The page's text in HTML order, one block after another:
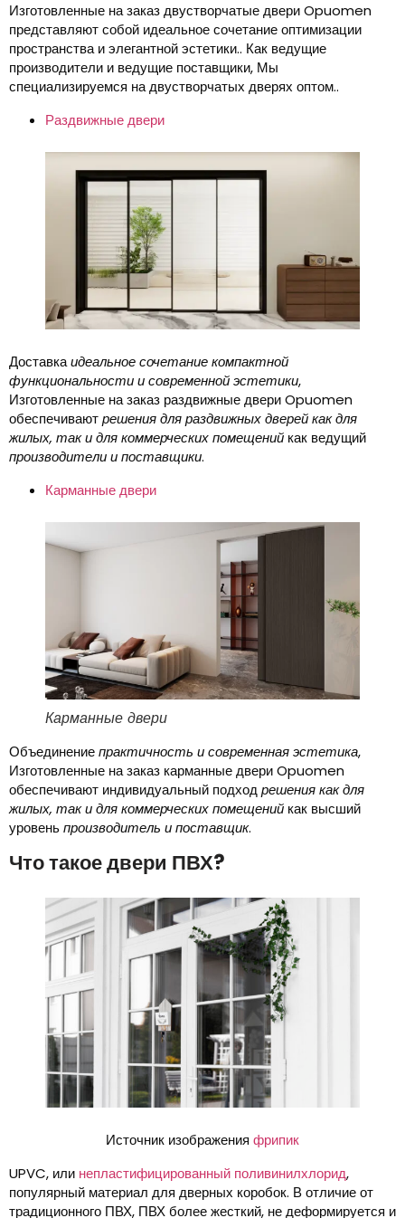
Изготовленные на заказ двустворчатые двери Opuomen
представляют собой идеальное сочетание оптимизации
пространства и элегантной эстетики.. Как ведущие
производители и ведущие поставщики, Мы
специализируемся на двустворчатых дверях оптом..
Раздвижные двери
Доставкаидеальное сочетание компактной
функциональности и современной эстетики,
Изготовленные на заказ раздвижные двери Opuomen
обеспечиваютрешения для раздвижных дверей как для
жилых, так и для коммерческих помещений как ведущий
производители и поставщики.
Карманные двери
Карманные двери
Объединениепрактичность и современная эстетика,
Изготовленные на заказ карманные двери Opuomen
обеспечивают индивидуальный подходрешения как для
жилых, так и для коммерческих помещений как высший
уровеньпроизводитель и поставщик.
Что такое двери ПВХ?
Источник изображения фрипик
UPVC, или непластифицированный поливинилхлорид,
популярный материал для дверных коробок. В отличие от
традиционного ПВХ, ПВХ более жесткий, не деформируется и